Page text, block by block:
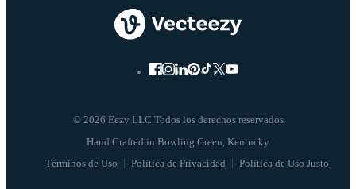
© 2026 Eezy LLC Todos los derechos reservados
Términos de Uso Política de Privacidad Política de Uso Justo